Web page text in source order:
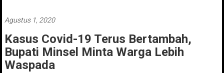
Agustus 1, 2020
Kasus Covid-19 Terus Bertambah,
Bupati Minsel Minta Warga Lebih
Waspada